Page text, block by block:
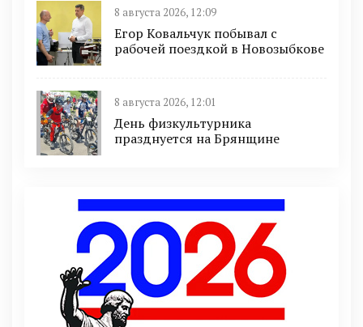
8 августа 2026, 12:09
Егор Ковальчук побывал с
рабочей поездкой в Новозыбкове
8 августа 2026, 12:01
День физкультурника
празднуется на Брянщине